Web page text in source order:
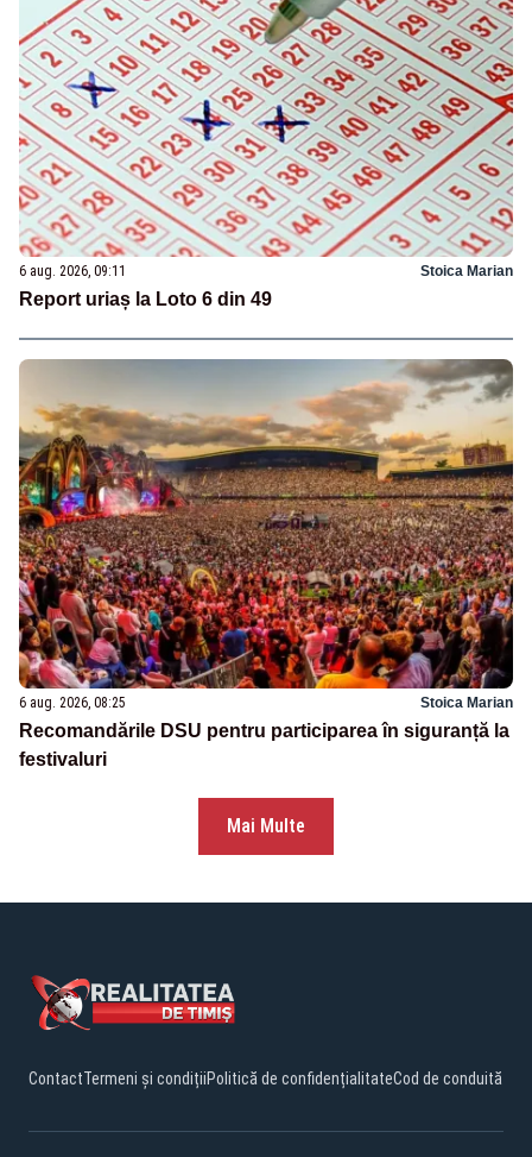
6 aug. 2026, 09:11 Stoica Marian
Report uriaș la Loto 6 din 49
6 aug. 2026, 08:25 Stoica Marian
Recomandările DSU pentru participarea în siguranță la
festivaluri
Mai Multe
ContactTermeni și condițiiPolitică de confidențialitateCod de conduită